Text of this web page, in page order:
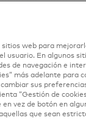
Debito, que
web para
usuario. En algunos
de navegación e
más adelante para
sus
“Gestión de
vez de botón en
que sean